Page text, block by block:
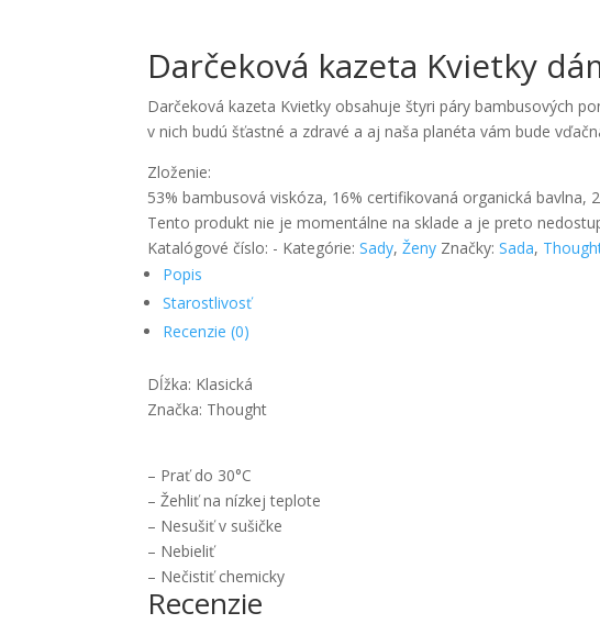
Darčeková kazeta Kvietky
Darčeková kazeta Kvietky obsahuje štyri páry bambusových
v nich budú šťastné a zdravé a aj naša planéta vám bude
Zloženie:
53% bambusová viskóza, 16% certifikovaná organická bavlna,
Tento produkt nie je momentálne na sklade a je preto
Katalógové číslo: - Kategórie:Sady,Ženy Značky:Sada,
Popis
Starostlivosť
Recenzie (0)
Dĺžka: Klasická
Značka: Thought
– Prať do 30°C
– Žehliť na nízkej teplote
– Nesušiť v sušičke
– Nebieliť
– Nečistiť chemicky
Recenzie